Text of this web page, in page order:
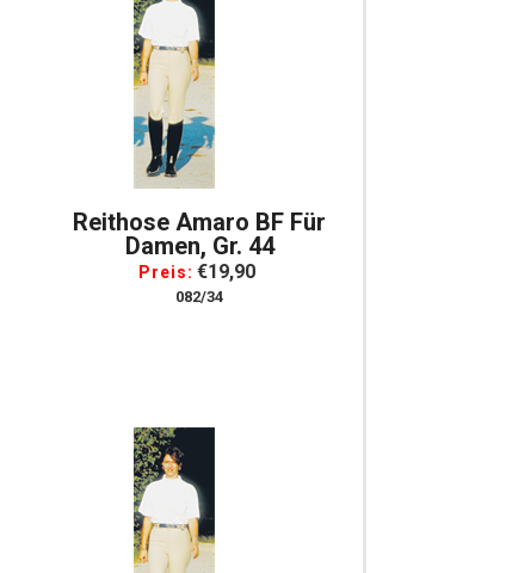
Reithose Amaro BF Für
Damen, Gr. 44
Preis: €19,90
082/34